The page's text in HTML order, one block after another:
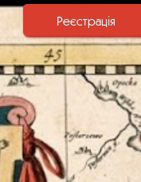
Реєстрація